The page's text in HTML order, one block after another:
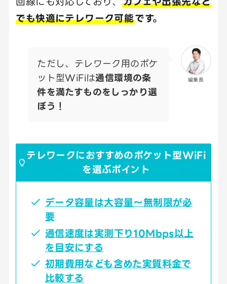
でも快適にテレワーク可能です。
編集長
ただし、テレワーク用のポケ
ット型WiFiは通信環境の条
件を満たすものをしっかり選
ぼう！
テレワークにおすすめのポケット型WiFi
を選ぶポイント
データ容量は大容量～無制限が必
要
通信速度は実測下り10Mbps以上
を目安にする
初期費用なども含めた実質料金で
比較する